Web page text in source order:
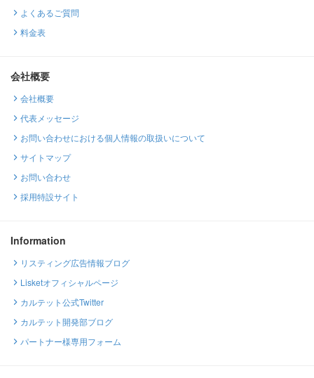
よくあるご質問
料金表
会社概要
会社概要
代表メッセージ
お問い合わせにおける個人情報の取扱いについて
サイトマップ
お問い合わせ
採用特設サイト
Information
リスティング広告情報ブログ
Lisketオフィシャルページ
カルテット公式Twitter
カルテット開発部ブログ
パートナー様専用フォーム